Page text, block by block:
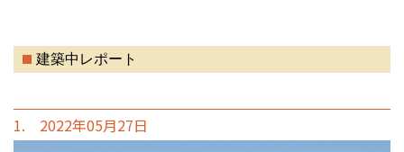
建築中レポート
1. 2022年05月27日